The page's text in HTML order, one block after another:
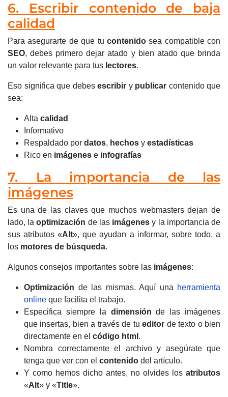
6. Escribir contenido de baja
calidad
Para asegurarte de que tu contenidosea compatible con
SEO, debes primero dejar atado y bien atado que brinda
un valor relevante para tus lectores.
Eso significa que debes escribir y publicar contenido que
sea:
Alta calidad
Informativo
Respaldado por datos, hechos y estadísticas
Rico en imágenes e infografías
7. La importancia de las
imágenes
Es una de las claves que muchos webmasters dejan de
lado, laoptimización de las imágenes y la importancia de
sus atributos «Alt», que ayudan a informar, sobre todo, a
los motores de búsqueda.
Algunos consejos importantes sobre las imágenes:
Optimización de las mismas. Aquí una herramienta
online que facilita el trabajo.
Especifica siempre la dimensión de las imágenes
que insertas, bien a través de tueditor de texto o bien
directamente en el código html .
Nombra correctamente el archivo y asegúrate que
tenga que ver con el contenido del artículo.
Y como hemos dicho antes, no olvides los atributos
«Alt» y «Title».